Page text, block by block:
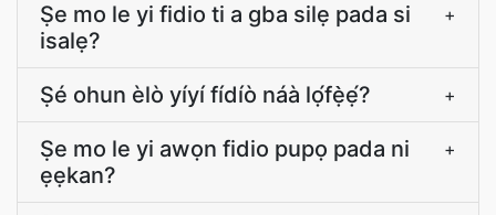
Ṣe mo le yi fidio ti a gba silẹ pada si
isalẹ?
+
Ṣé ohun èlò yíyí fídíò náà lọ́fẹ̀ẹ́? +
Ṣe mo le yi awọn fidio pupọ pada ni
ẹẹkan?
+